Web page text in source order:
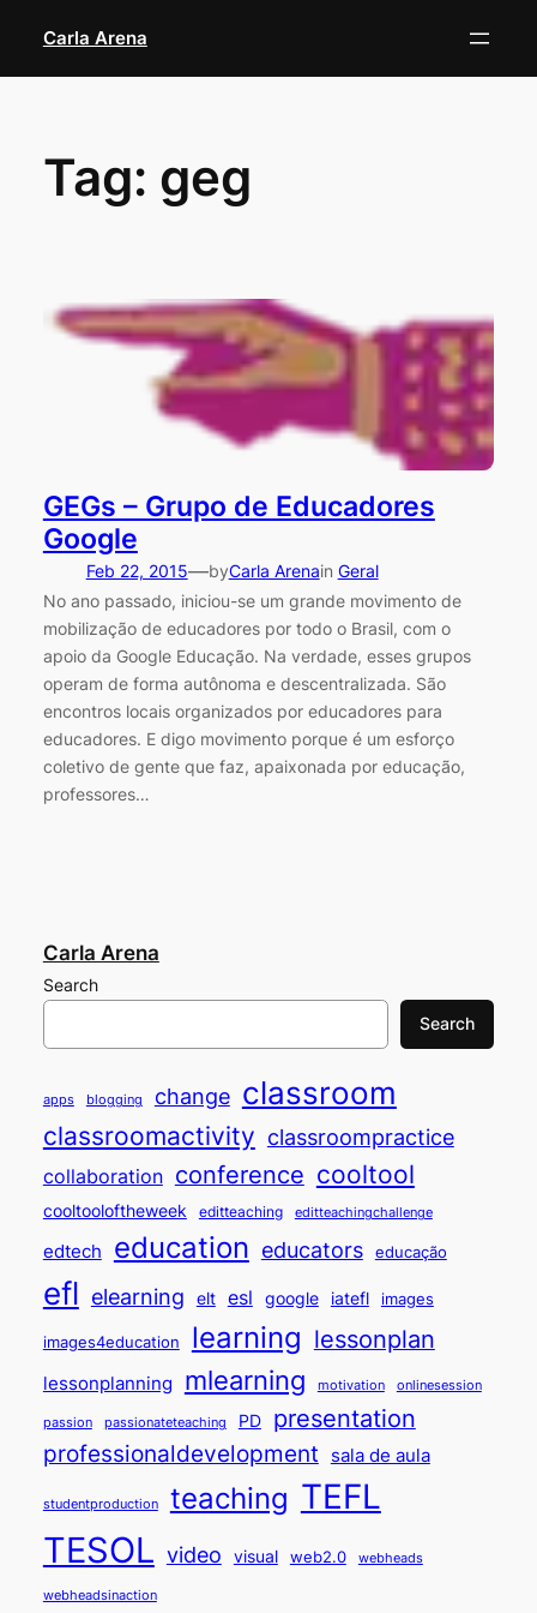
content
Carla Arena
Tag: geg
GEGs – Grupo de Educadores
Google
Feb 22, 2015—byCarla Arenain Geral
No ano passado, iniciou-se um grande movimento de
mobilização de educadores por todo o Brasil, com o
apoio da Google Educação. Na verdade, esses grupos
operam de forma autônoma e descentralizada. São
encontros locais organizados por educadores para
educadores. E digo movimento porque é um esforço
coletivo de gente que faz, apaixonada por educação,
professores…
Carla Arena
Search
Search
apps blogging change classroom
classroomactivity classroompractice
collaboration conference cooltool
cooltooloftheweek editteaching editteachingchallenge
edtech education educators educação
efl elearning elt esl google iatefl images
images4education learning lessonplan
lessonplanning mlearning motivation onlinesession
passion passionateteaching PD presentation
professionaldevelopment sala de aula
studentproduction teaching TEFL
TESOL video visual web2.0 webheads
webheadsinaction